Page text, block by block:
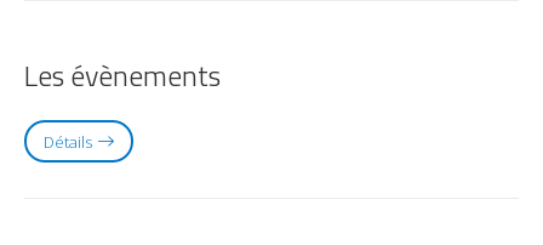
Les évènements
Détails